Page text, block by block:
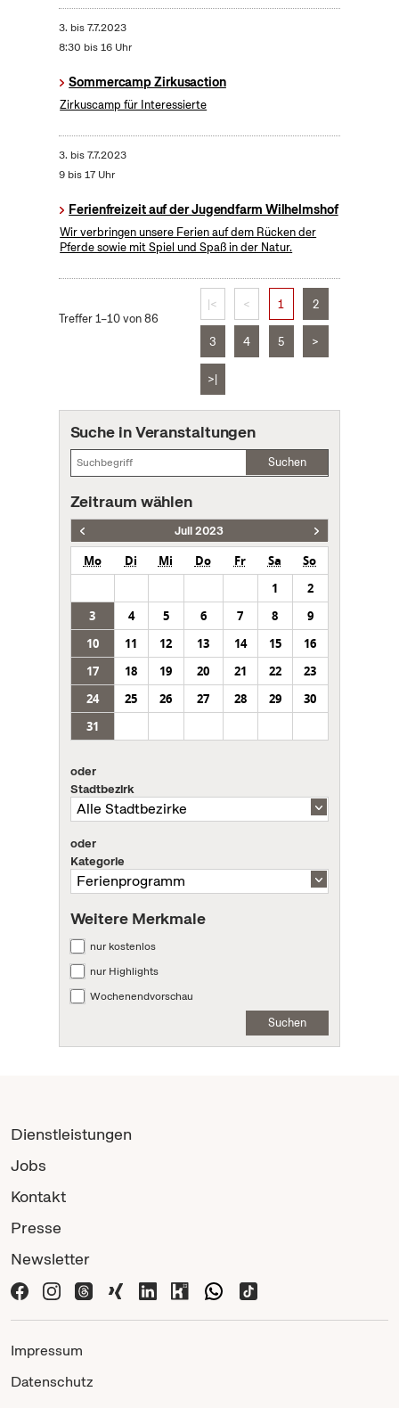
3. bis7.7.2023
8:30 bis 16 Uhr
Sommercamp Zirkusaction
Zirkuscamp für Interessierte
3. bis7.7.2023
9 bis 17 Uhr
Ferienfreizeit auf der Jugendfarm Wilhelmshof
Wir verbringen unsere Ferien auf dem Rücken der
Pferde sowie mit Spiel und Spaß in der Natur.
Treffer 1–10 von 86
|< < 1 2
3 4 5 >
>|
Suche in Veranstaltungen
Suchen
Zeitraum wählen
Juli 2023
Mo Di Mi Do Fr Sa
So
1
2
3
4 5 6 7 8
9
10
11 12 13 14 15
16
17
18 19 20 21 22
23
24
25 26 27 28 29
30
31
oder
Stadtbezirk
oder
Kategorie
Weitere Merkmale
nur kostenlos
nur Highlights
Wochenendvorschau
Suchen
Dienstleistungen
Jobs
Kontakt
Presse
Newsletter
Impressum
Datenschutz